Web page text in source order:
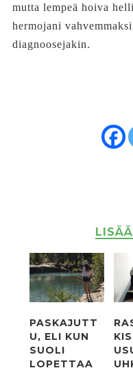
mutta lempeä hoiva
hermojani
diagnoosejakin.
PASKAJUTT
U, ELI KUN
SUOLI
LOPETTAA